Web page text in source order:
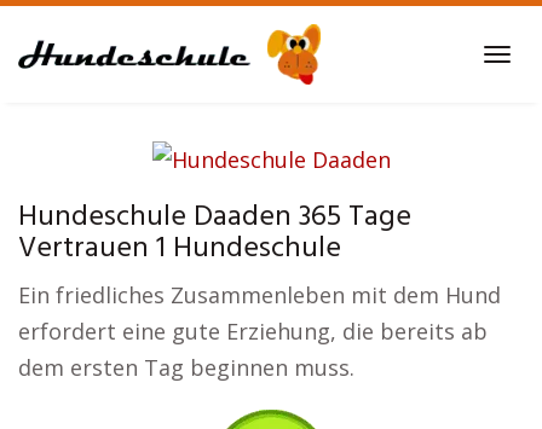
to
Hundeschule Daaden 365 Tage
Vertrauen 1 Hundeschule
Ein friedliches Zusammenleben mit dem Hund
erfordert eine gute Erziehung, die bereits ab
dem ersten Tag beginnen muss.